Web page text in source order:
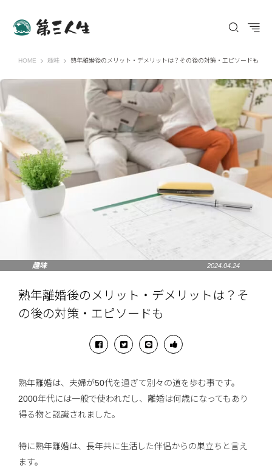
HOME 第三人生 〜寄り道の歩き方〜
趣味 熟年離婚後のメリット・デメリットは？その後の対策・エピソードも
趣味 2024.04.24
熟年離婚後のメリット・デメリットは？そ
の後の対策・エピソードも
熟年離婚は、夫婦が50代を過ぎて別々の道を歩む事です。
2000年代には一般で使われだし、離婚は何歳になってもあり
得る物と認識されました。
特に熟年離婚は、長年共に生活した伴侶からの巣立ちと言え
ます。